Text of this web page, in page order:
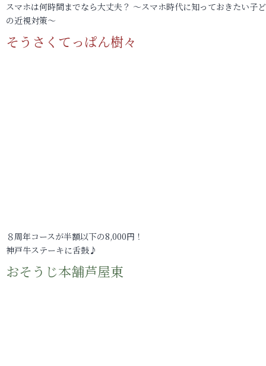
スマホは何時間までなら大丈夫？ ～スマホ時代に知っておきたい子
の近視対策～
そうさくてっぱん樹々
８周年コースが半額以下の8,000円！
神戸牛ステーキに舌鼓♪
おそうじ本舗芦屋東